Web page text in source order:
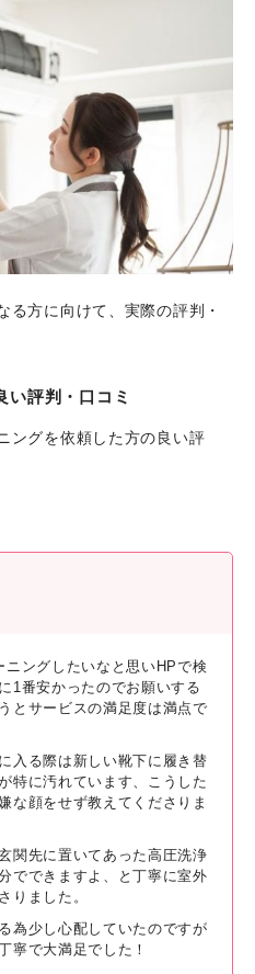
る方に向けて、実際の評判・
い評判・口コミ
ングを依頼した方の良い評
ングしたいなと思いHPで検
1番安かったのでお願いする
とサービスの満足度は満点で
入る際は新しい靴下に履き替
特に汚れています、こうした
な顔をせず教えてくださりま
関先に置いてあった高圧洗浄
でできますよ、と丁寧に室外
りました。
為少し心配していたのですが
寧で大満足でした！